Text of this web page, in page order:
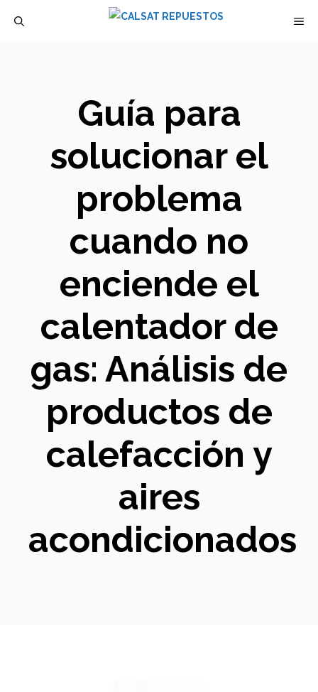
Guía para
solucionar el
problema
cuando no
enciende el
calentador de
gas: Análisis de
productos de
calefacción y
aires
acondicionados